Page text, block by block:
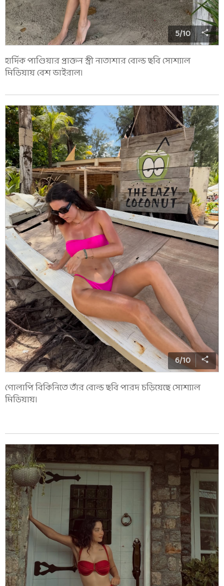
5/10
হার্দিক পাণ্ডিয়ার প্রাক্তন স্ত্রী নাতাশার বোল্ড ছবি সোশ্যাল
মিডিয়ায় বেশ ভাইরাল।
6/10
গোলাপি বিকিনিতে তাঁর বোল্ড ছবি পারদ চড়িয়েছে সোশ্যাল
মিডিয়ায়।